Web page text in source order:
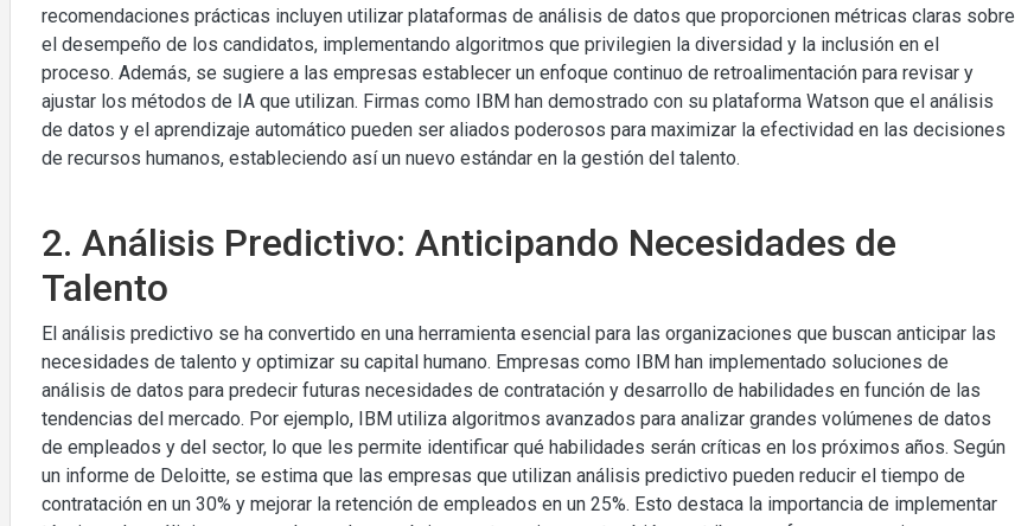
recomendaciones prácticas incluyen utilizar plataformas de análisis de datos que proporcionen métricas claras sobre
el desempeño de los candidatos, implementando algoritmos que privilegien la diversidad y la inclusión en el
proceso. Además, se sugiere a las empresas establecer un enfoque continuo de retroalimentación para revisar y
ajustar los métodos de IA que utilizan. Firmas como IBM han demostrado con su plataforma Watson que el análisis
de datos y el aprendizaje automático pueden ser aliados poderosos para maximizar la efectividad en las decisiones
de recursos humanos, estableciendo así un nuevo estándar en la gestión del talento.
2. Análisis Predictivo: Anticipando Necesidades de
Talento
El análisis predictivo se ha convertido en una herramienta esencial para las organizaciones que buscan anticipar las
necesidades de talento y optimizar su capital humano. Empresas como IBM han implementado soluciones de
análisis de datos para predecir futuras necesidades de contratación y desarrollo de habilidades en función de las
tendencias del mercado. Por ejemplo, IBM utiliza algoritmos avanzados para analizar grandes volúmenes de datos
de empleados y del sector, lo que les permite identificar qué habilidades serán críticas en los próximos años. Según
un informe de Deloitte, se estima que las empresas que utilizan análisis predictivo pueden reducir el tiempo de
contratación en un 30% y mejorar la retención de empleados en un 25%. Esto destaca la importancia de implementar